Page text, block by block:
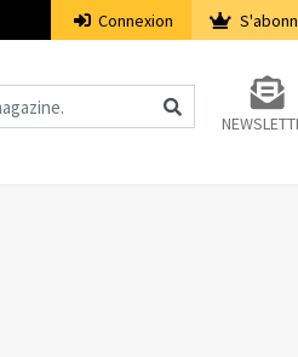
Connexion